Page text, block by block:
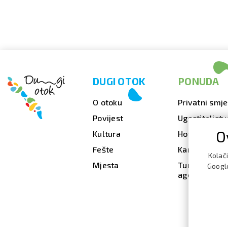
DUGI OTOK
O otoku
Povijest
Kultura
Fešte
Mjesta
PONUDA
Privatni
Hoteli
Kampovi
Turističke
agencije